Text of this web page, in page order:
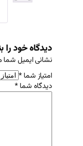
دیدگاه خود را
نشانی ایمیل
امتیاز شما *
دیدگاه شما *